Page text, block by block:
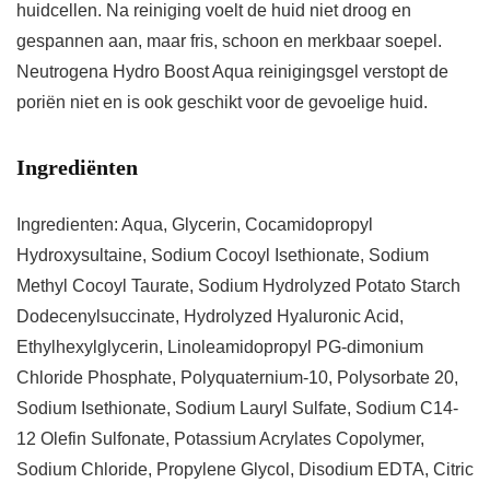
huidcellen. Na reiniging voelt de huid niet droog en
gespannen aan, maar fris, schoon en merkbaar soepel.
Neutrogena Hydro Boost Aqua reinigingsgel verstopt de
poriën niet en is ook geschikt voor de gevoelige huid.
Ingrediënten
Ingredienten: Aqua, Glycerin, Cocamidopropyl
Hydroxysultaine, Sodium Cocoyl Isethionate, Sodium
Methyl Cocoyl Taurate, Sodium Hydrolyzed Potato Starch
Dodecenylsuccinate, Hydrolyzed Hyaluronic Acid,
Ethylhexylglycerin, Linoleamidopropyl PG-dimonium
Chloride Phosphate, Polyquaternium-10, Polysorbate 20,
Sodium Isethionate, Sodium Lauryl Sulfate, Sodium C14-
12 Olefin Sulfonate, Potassium Acrylates Copolymer,
Sodium Chloride, Propylene Glycol, Disodium EDTA, Citric